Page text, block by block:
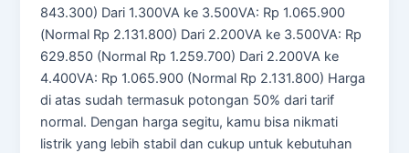
843.300) Dari 1.300VA ke 3.500VA: Rp 1.065.900
(Normal Rp 2.131.800) Dari 2.200VA ke 3.500VA: Rp
629.850 (Normal Rp 1.259.700) Dari 2.200VA ke
4.400VA: Rp 1.065.900 (Normal Rp 2.131.800) Harga
di atas sudah termasuk potongan 50% dari tarif
normal. Dengan harga segitu, kamu bisa nikmati
listrik yang lebih stabil dan cukup untuk kebutuhan